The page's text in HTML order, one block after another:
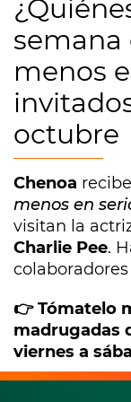
semana
menos
octubre
Chenoa
menos en
visitan la
Charlie Pee.
👉 Tómatelo
madrugadas
viernes a